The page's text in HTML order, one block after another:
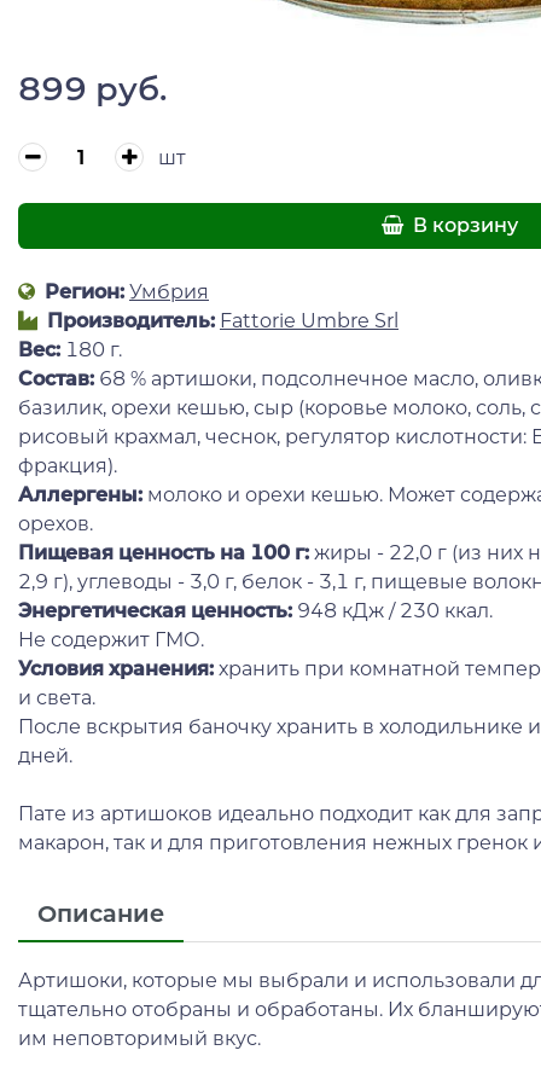
899 руб.
шт
В корзину
Регион: Умбрия
Производитель: Fattorie Umbre Srl
Вес: 180 г.
Состав: 68 % артишоки, подсолнечное масло,
базилик, орехи кешью, сыр (коровье молоко, соль,
рисовый крахмал, чеснок, регулятор кислотности:
фракция).
Аллергены: молоко и орехи кешью. Может
орехов.
Пищевая ценность на 100 г: жиры - 22,0 г (из них
2,9 г), углеводы - 3,0 г, белок - 3,1 г, пищевые
Энергетическая ценность: 948 кДж / 230 ккал.
Не содержит ГМО.
Условия хранения: хранить при комнатной
и света.
После вскрытия баночку хранить в холодильнике
дней.
Пате из артишоков идеально подходит как для
макарон, так и для приготовления нежных
Описание
Артишоки, которые мы выбрали и использовали
тщательно отобраны и обработаны. Их
им неповторимый вкус.